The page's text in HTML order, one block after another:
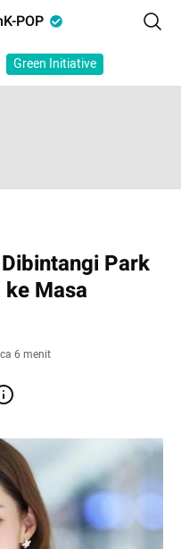
POP
Green Initiative
Park
Masa
6 menit